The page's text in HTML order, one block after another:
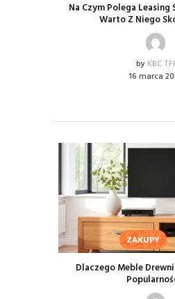
Na Czym Polega Leasing
Warto Z Niego
by KBC TFI
16 marca
ZAKUPY
Dlaczego Meble